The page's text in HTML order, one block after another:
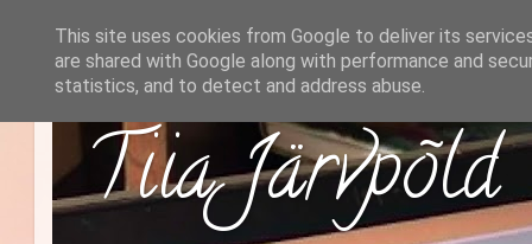
Tiia Järvpõld
This site uses cookies from Google to deliver its
are shared with Google along with performance and
statistics, and to detect and address abuse.